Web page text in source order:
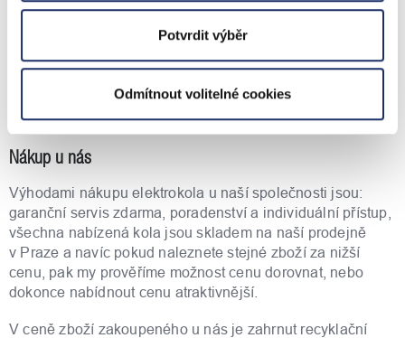
Potvrdit výběr
Odmítnout volitelné cookies
Haibike
Tradiční německá značka Haibike je jedním z evropských
leaderů na trhu s elektrokoly. Kvalitní horská elektrokola
elektrokolo. Haibike je rovněž nositelem několika
prestižních ocenění v oblasti designu.
Nákup u nás
Výhodami nákupu elektrokola u naší společnosti jsou:
garanční servis zdarma, poradenství a individuální přístup,
všechna nabízená kola jsou skladem na naší prodejně
v Praze a navíc pokud naleznete stejné zboží za nižší
cenu, pak my prověříme možnost cenu dorovnat, nebo
dokonce nabídnout cenu atraktivnější.
V ceně zboží zakoupeného u nás je zahrnut recyklační